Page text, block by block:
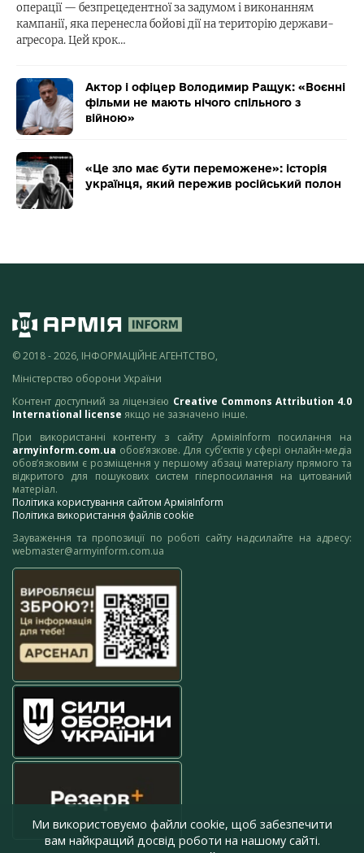
операції — безпрецедентної за задумом і виконанням
кампанії, яка перенесла бойові дії на територію держави-
агресора. Цей крок…
Актор і офіцер Володимир Ращук: «Воєнні
фільми не мають нічого спільного з
війною»
«Це зло має бути переможене»: історія
українця, який пережив російський полон
© 2018 - 2026, ІНФОРМАЦІЙНЕ АГЕНТСТВО,
Міністерство оборони України
Контент доступний за ліцензією Creative Commons Attribution 4.0
International license якщо не зазначено інше.
При використанні контенту з сайту АрміяInform посилання на
armyinform.com.ua обов’язкове. Для суб’єктів у сфері онлайн-медіа
обов’язковим є розміщення у першому абзаці матеріалу прямого та
відкритого для пошукових систем гіперпосилання на цитований
матеріал.
Політика користування сайтом АрміяInform
Політика використання файлів cookie
Зауваження та пропозиції по роботі сайту надсилайте на адресу:
webmaster@armyinform.com.ua
Ми використовуємо файли cookie, щоб забезпечити
вам найкращий досвід роботи на нашому сайті.